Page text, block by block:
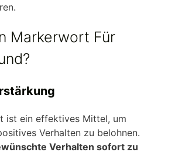
Markerwort Für
ist ein effektives Mittel, um
Verhalten zu belohnen.
Verhalten sofort zu